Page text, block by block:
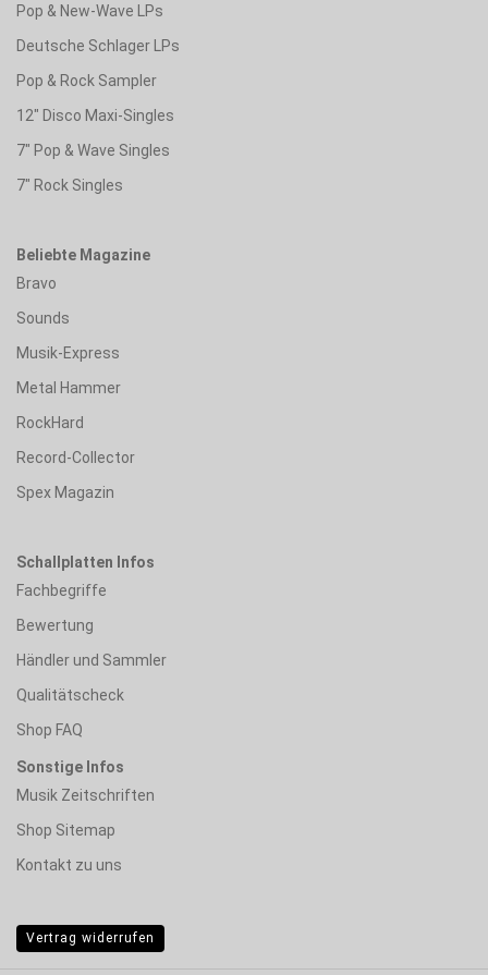
Pop & New-Wave LPs
Deutsche Schlager LPs
Pop & Rock Sampler
12" Disco Maxi-Singles
7" Pop & Wave Singles
7" Rock Singles
Beliebte Magazine
Bravo
Sounds
Musik-Express
Metal Hammer
RockHard
Record-Collector
Spex Magazin
Schallplatten Infos
Fachbegriffe
Bewertung
Händler und Sammler
Qualitätscheck
Shop FAQ
Sonstige Infos
Musik Zeitschriften
Shop Sitemap
Kontakt zu uns
Vertrag widerrufen